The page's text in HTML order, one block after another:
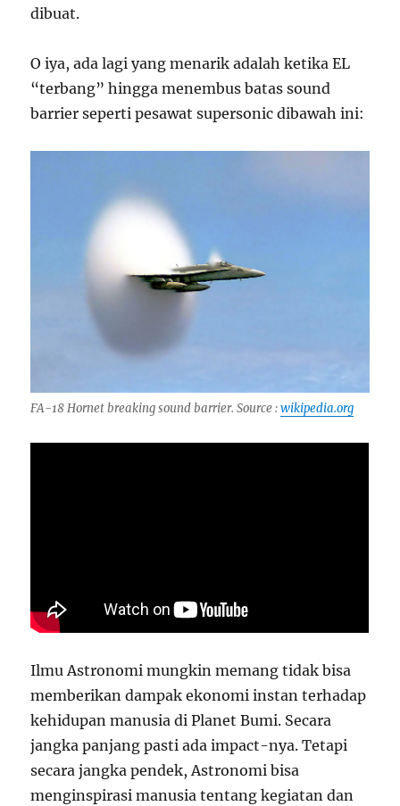
dibuat.
O iya, ada lagi yang menarik adalah ketika EL
“terbang” hingga menembus batas sound
barrier seperti pesawat supersonic dibawah ini:
FA-18 Hornet breaking sound barrier. Source :wikipedia.org
Ilmu Astronomi mungkin memang tidak bisa
memberikan dampak ekonomi instan terhadap
kehidupan manusia di Planet Bumi. Secara
jangka panjang pasti ada impact-nya. Tetapi
secara jangka pendek, Astronomi bisa
menginspirasi manusia tentang kegiatan dan